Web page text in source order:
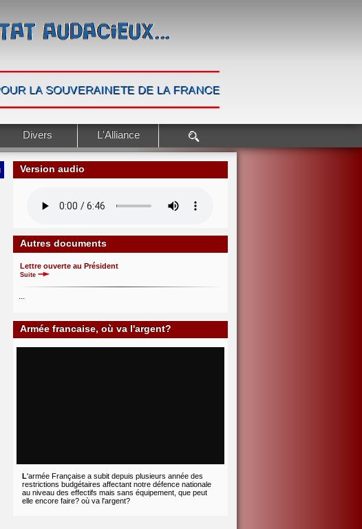
Divers L'Alliance
Version audio
Autres documents
Lettre ouverte au Président
Suite
...
Armée francaise, où va l'argent?
L'armée Française a subit depuis plusieurs année des
restrictions budgétaires affectant notre défence nationale
au niveau des effectifs mais sans équipement, que peut
elle encore faire? où va l'argent?